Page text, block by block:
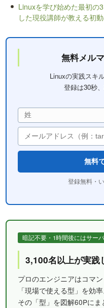
Linuxを学び始めた最初の
した現役講師が教える初
無料メル
Linuxの実践スキ
登録は30秒
無料
登録無料・
暗記不要・1時間後にはサー
3,100名以上が実践
プロのエンジニアはコマ
「現場で使える型」を効
その「型」を図解60Pに